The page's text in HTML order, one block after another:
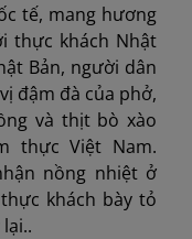
tế, mang hương
thực khách Nhật
Bản, người dân
đậm đà của phở,
và thịt bò xào
thực Việt Nam.
nồng nhiệt ở
khách bày tỏ